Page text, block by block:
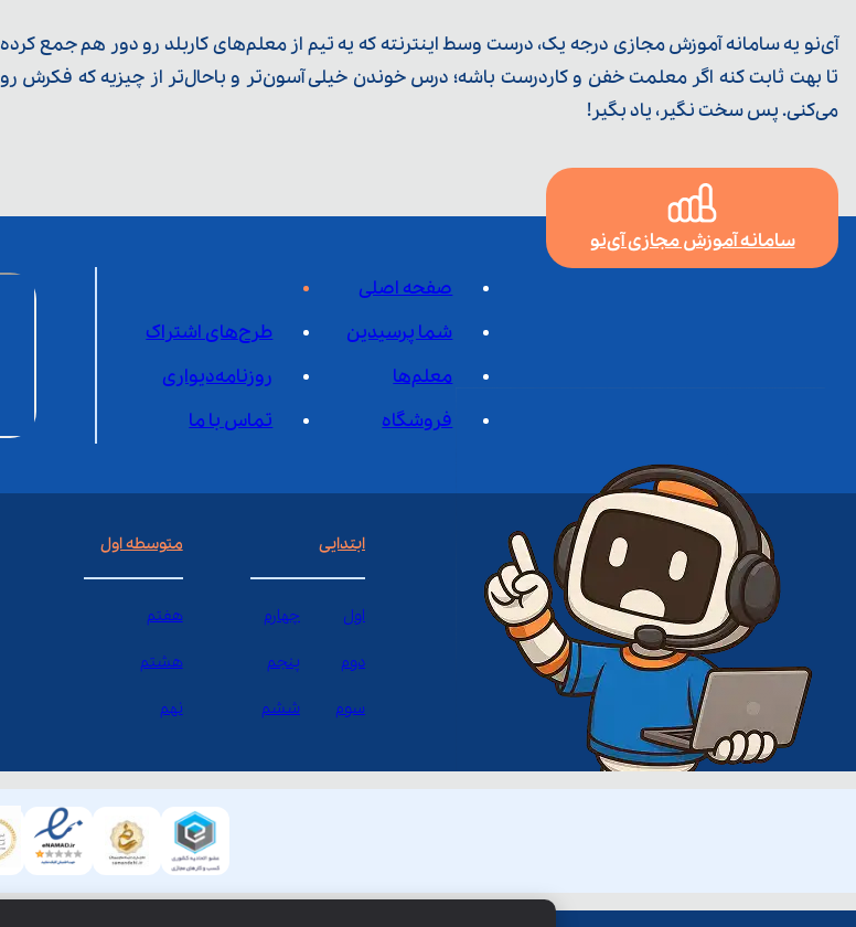
آی‌نو یه سامانه آموزش مجازی درجه یک، درست وسط اینترنته که یه تیم از معلم‌‌های کاربلد رو دور هم جمع کرده
تا بهت ثابت کنه اگر معلمت خفن و کاردرست باشه؛ درس خوندن خیلی آسون‌تر و باحال‌تر از چیزیه که فکرش رو
می‌کنی. پس سخت نگیر، یاد بگیر!
سامانه آموزش مجازی آی‌نو
صفحه اصلی
شما پرسیدین
طرح‌های اشتراک
معلم‌ها
روزنامه‌دیواری
فروشگاه
تماس با ما
ابتدایی
اول چهارم
دوم پنجم
سوم ششم
متوسطه اول
هفتم
هشتم
نهم